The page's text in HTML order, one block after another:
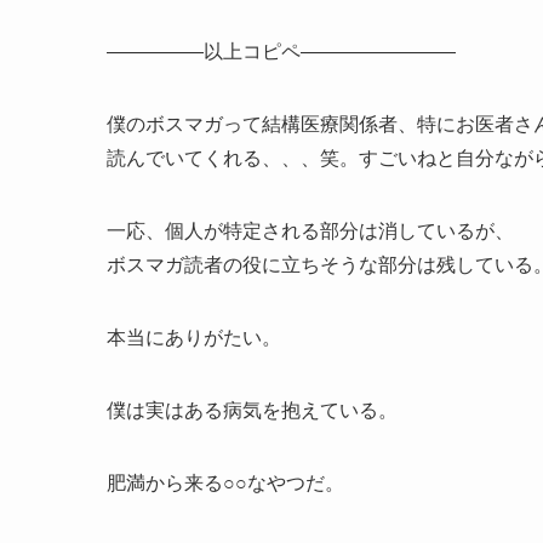
—————以上コピペ————————
僕のボスマガって結構医療関係者、特にお医者さ
読んでいてくれる、、、笑。すごいねと自分なが
一応、個人が特定される部分は消しているが、
ボスマガ読者の役に立ちそうな部分は残している。
本当にありがたい。
僕は実はある病気を抱えている。
肥満から来る○○なやつだ。